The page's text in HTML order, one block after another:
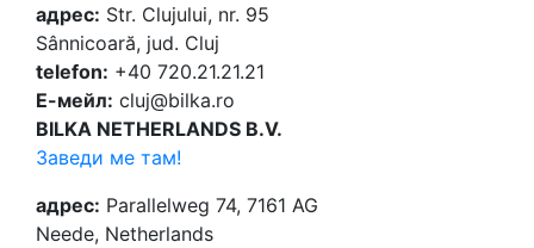
адрес: Str. Clujului, nr. 95
Sânnicoară, jud. Cluj
telefon: +40 720.21.21.21
Е-мейл: cluj@bilka.ro
BILKA NETHERLANDS B.V.
Заведи ме там!
адрес: Parallelweg 74, 7161 AG
Neede, Netherlands